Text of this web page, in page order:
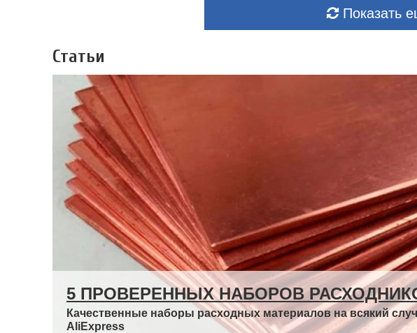
Показать
Статьи
5 ПРОВЕРЕННЫХ НАБОРОВ
Качественные наборы расходных материалов на всякий
AliExpress